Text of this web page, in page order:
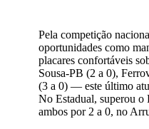
Pela competição
oportunidades como
placares confortáveis
Sousa-PB (2 a 0),
(3 a 0) — este último
No Estadual, superou o
ambos por 2 a 0, no